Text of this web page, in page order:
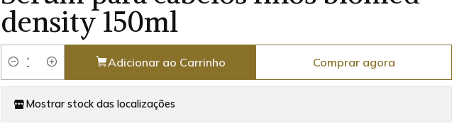
density 150ml
Quantidade
Adicionar ao Carrinho Comprar agora
Mostrar stock das localizações